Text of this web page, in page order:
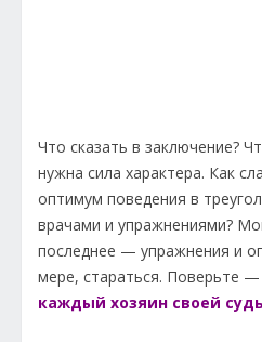
Что сказать в заключение?
нужна сила характера. Как
оптимум поведения в
врачами и упражнениями?
последнее — упражнения и
мере, стараться. Поверьте —
каждый хозяин своей